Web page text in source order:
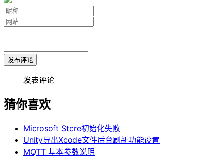
发布评论
发表评论
猜你喜欢
Microsoft Store初始化失败
Unity导出Xcode文件后台刷新功能设置
MQTT 基本参数说明